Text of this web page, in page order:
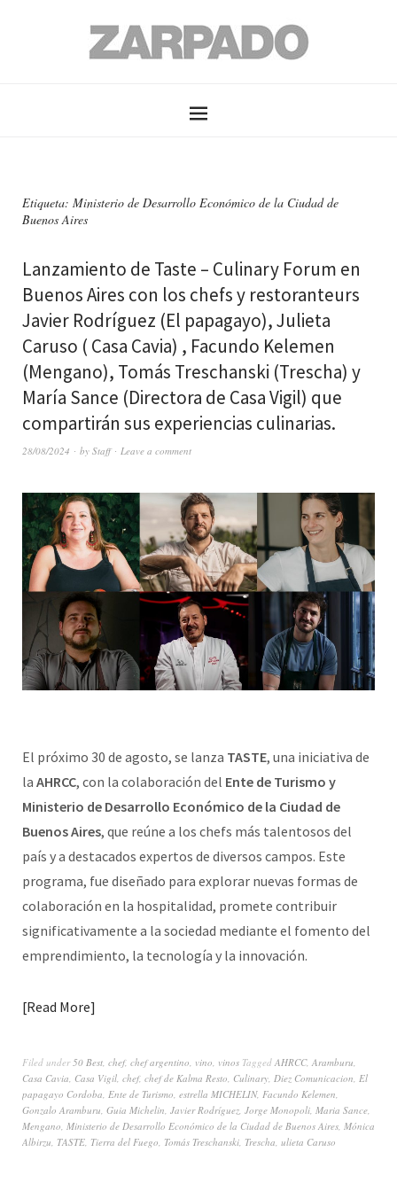
Etiqueta: Ministerio de Desarrollo Económico de la Ciudad de
Buenos Aires
Lanzamiento de Taste – Culinary Forum en
Buenos Aires con los chefs y restoranteurs
Javier Rodríguez (El papagayo), Julieta
Caruso ( Casa Cavia) , Facundo Kelemen
(Mengano), Tomás Treschanski (Trescha) y
María Sance (Directora de Casa Vigil) que
compartirán sus experiencias culinarias.
28/08/2024 by Staff Leave a comment
El próximo 30 de agosto, se lanza TASTE, una iniciativa de
la AHRCC, con la colaboración del Ente de Turismo y
Ministerio de Desarrollo Económico de la Ciudad de
Buenos Aires, que reúne a los chefs más talentosos del
país y a destacados expertos de diversos campos. Este
programa, fue diseñado para explorar nuevas formas de
colaboración en la hospitalidad, promete contribuir
significativamente a la sociedad mediante el fomento del
emprendimiento, la tecnología y la innovación.
Read More
Filed under50 Best, chef, chef argentino, vino, vinos Tagged AHRCC, Aramburu,
Casa Cavia, Casa Vigil, chef, chef de Kalma Resto, Culinary, Diez Comunicacion, El
papagayo Cordoba, Ente de Turismo, estrella MICHELIN, Facundo Kelemen,
Gonzalo Aramburu, Guia Michelin, Javier Rodríguez, Jorge Monopoli, Maria Sance,
Mengano, Ministerio de Desarrollo Económico de la Ciudad de Buenos Aires, Mónica
Albirzu, TASTE, Tierra del Fuego, Tomás Treschanski, Trescha, ulieta Caruso